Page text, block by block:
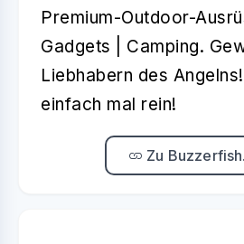
Premium-Outdoor-
Gadgets | Camping.
Liebhabern des
einfach mal rein!
Zu